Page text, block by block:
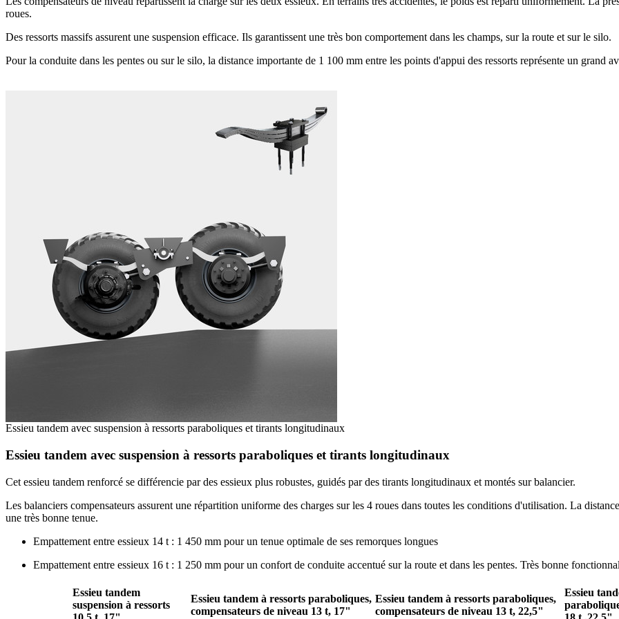
roues.
Des ressorts massifs assurent une suspension efficace. Ils garantissent une très bon comportement dans les champs, sur la route et sur le silo.
Pour la conduite dans les pentes ou sur le silo, la distance importante de 1 100 mm entre les points d'appui des ressorts représente un grand
Essieu tandem avec suspension à ressorts paraboliques et tirants longitudinaux
Essieu tandem avec suspension à ressorts paraboliques et tirants longitudinaux
Cet essieu tandem renforcé se différencie par des essieux plus robustes, guidés par des tirants longitudinaux et montés sur balancier.
Les balanciers compensateurs assurent une répartition uniforme des charges sur les 4 roues dans toutes les conditions d'utilisation. La
une très bonne tenue.
Empattement entre essieux 14 t : 1 450 mm pour un tenue optimale de ses remorques longues
Empattement entre essieux 16 t : 1 250 mm pour un confort de conduite accentué sur la route et dans les pentes. Très bonne
Essieu tandem
suspension à ressorts
Essieu tandem à ressorts paraboliques,
compensateurs de niveau 13 t, 17"
Essieu tandem à ressorts paraboliques,
compensateurs de niveau 13 t, 22,5"
Essieu